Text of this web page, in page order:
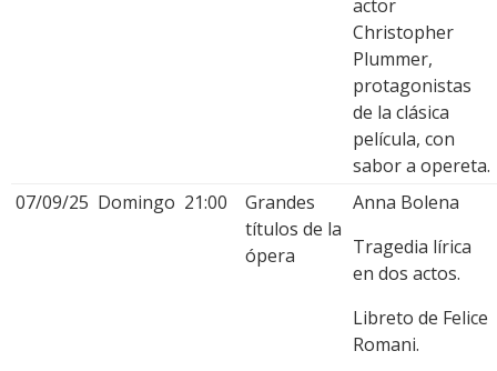
actor
Christopher
Plummer,
protagonistas
de la clásica
película, con
sabor a opereta.
07/09/25 Domingo 21:00
Grandes
títulos de la
ópera
Anna Bolena
Tragedia lírica
en dos actos.
Libreto de Felice
Romani.